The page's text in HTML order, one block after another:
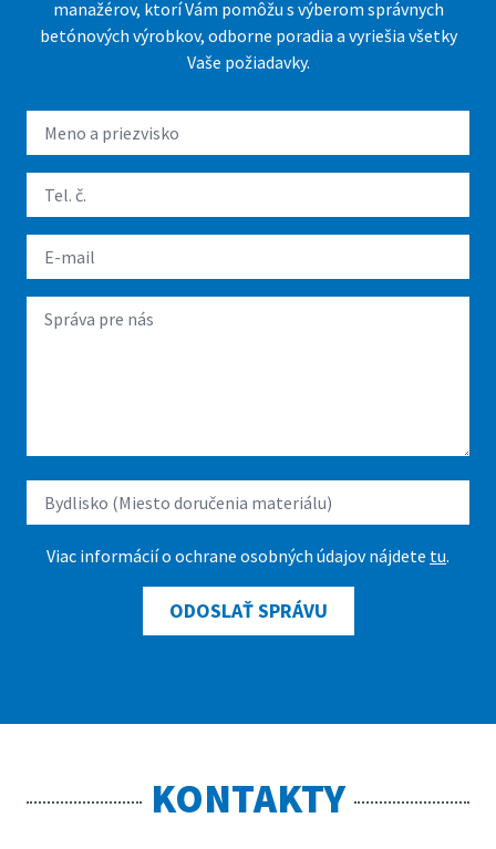
manažérov, ktorí Vám pomôžu s výberom správnych
betónových výrobkov, odborne poradia a vyriešia všetky
Vaše požiadavky.
Viac informácií o ochrane osobných údajov nájdete tu.
ODOSLAŤ SPRÁVU
KONTAKTY